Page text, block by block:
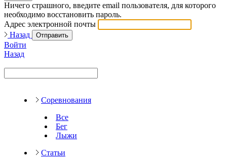
Ничего страшного, введите email пользователя, для которого
необходимо восстановить пароль.
Адрес электронной почты
Назад
Отправить
Войти
Назад
Соревнования
Все
Бег
Лыжи
Статьи